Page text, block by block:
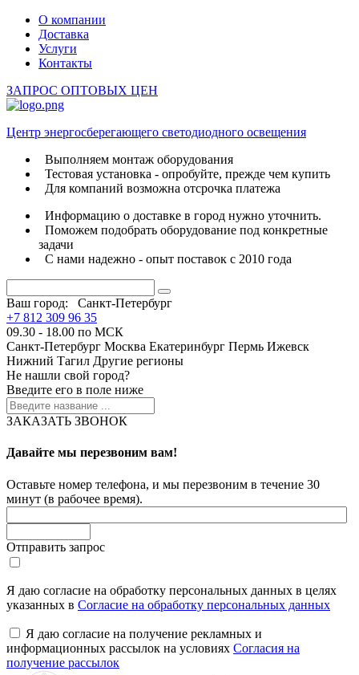
О компании
Доставка
Услуги
Контакты
ЗАПРОС ОПТОВЫХ ЦЕН
Центр энергосберегающего светодиодного освещения
Выполняем монтаж оборудования
Тестовая установка - опробуйте, прежде чем купить
Для компаний возможна отсрочка платежа
Информацию о доставке в город нужно уточнить.
Поможем подобрать оборудование под конкретные
задачи
С нами надежно - опыт поставок с 2010 года
Ваш город:
Санкт-Петербург
+7 812 309 96 35
09.30 - 18.00 по МСК
Санкт-Петербург Москва Екатеринбург Пермь Ижевск
Нижний Тагил Другие регионы
Не нашли свой город?
Введите его в поле ниже
ЗАКАЗАТЬ ЗВОНОК
Давайте мы перезвоним вам!
Оставьте номер телефона, и мы перезвоним в течение 30
минут (в рабочее время).
Отправить запрос
Я даю согласие на обработку персональных данных в целях
указанных в Согласие на обработку персональных данных
Я даю согласие на получение рекламных и
информационных рассылок на условиях Согласия на
получение рассылок